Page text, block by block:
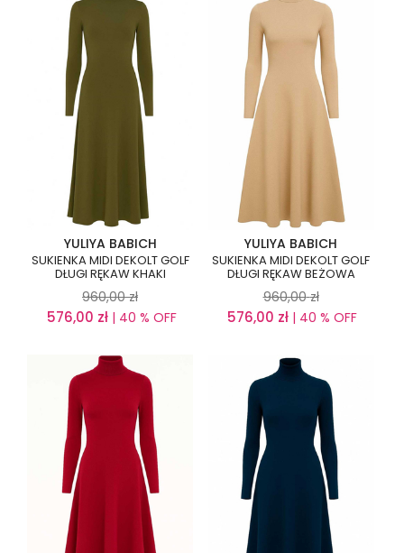
YULIYA BABICH
SUKIENKA MIDI DEKOLT GOLF
DŁUGI RĘKAW KHAKI
960,00 zł
576,00 zł| 40 % OFF
YULIYA BABICH
SUKIENKA MIDI DEKOLT GOLF
DŁUGI RĘKAW BEŻOWA
960,00 zł
576,00 zł | 40 % OFF